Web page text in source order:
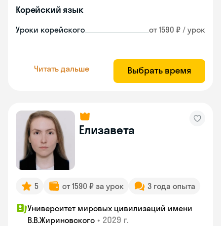
Корейский язык
Уроки корейского от 1590 ₽ / урок
Читать дальше Выбрать время
Елизавета
5 от 1590 ₽ за урок 3 года опыта
Университет мировых цивилизаций имени
В.В.Жириновского • 2029 г.